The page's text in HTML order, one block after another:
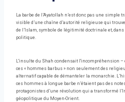
La barbe de l’Ayatollah n’est donc pas une simple
visible d’une chaîne d’autorité religieuse qui
de l’Islam, symbole de légitimité doctrinale et,
politique.
L'insulte du Shah condensait l'incompréhension
ces « hommes barbus » non seulement des
alternatif capable de démanteler la monarchie.
ces hommes à longue barbe n’étaient pas des
protagonistes d’une révolution qui a transformé
géopolitique du Moyen-Orient.